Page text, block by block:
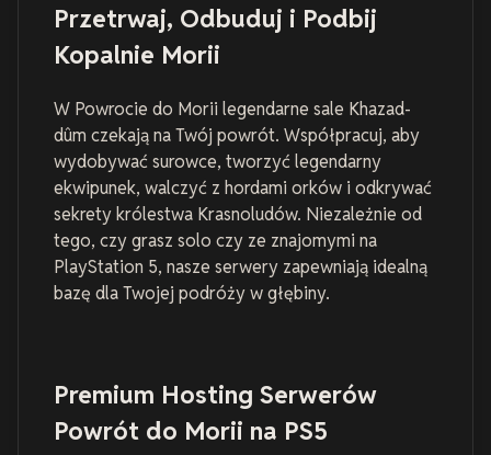
Przetrwaj, Odbuduj i Podbij
Kopalnie Morii
W Powrocie do Morii legendarne sale Khazad-
dûm czekają na Twój powrót. Współpracuj, aby
wydobywać surowce, tworzyć legendarny
ekwipunek, walczyć z hordami orków i odkrywać
sekrety królestwa Krasnoludów. Niezależnie od
tego, czy grasz solo czy ze znajomymi na
PlayStation 5, nasze serwery zapewniają idealną
bazę dla Twojej podróży w głębiny.
Premium Hosting Serwerów
Powrót do Morii na PS5